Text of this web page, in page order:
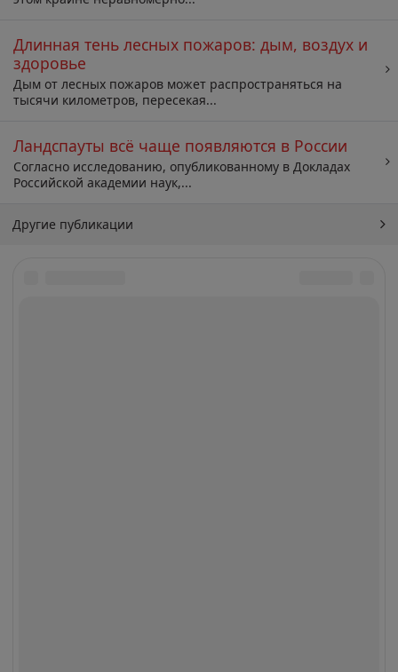
Длинная тень лесных пожаров: дым, воздух и
здоровье
Дым от лесных пожаров может распространяться на
тысячи километров, пересекая...
Ландспауты всё чаще появляются в России
Согласно исследованию, опубликованному в Докладах
Российской академии наук,...
Другие публикации